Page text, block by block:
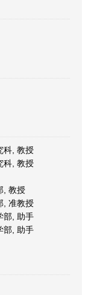
科, 教授
科, 教授
, 教授
, 准教授
部, 助手
部, 助手